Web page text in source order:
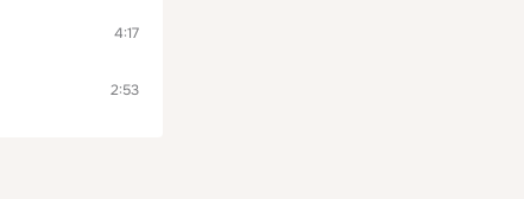
4:17
2:53